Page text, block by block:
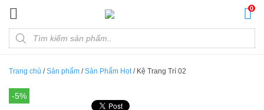
0
Products search
Trang chủ /Sản phẩm /Sản Phẩm Hot/ Kệ Trang Trí 02
-5%